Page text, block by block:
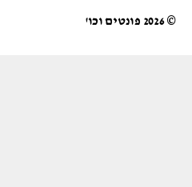
© 2026 פונטים וכו'